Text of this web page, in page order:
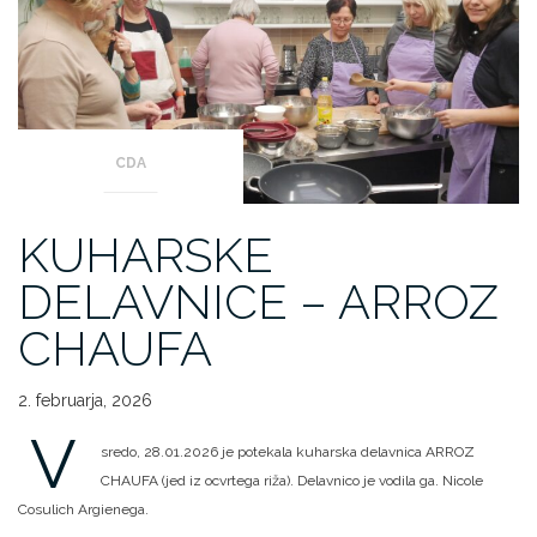
CDA
KUHARSKE
DELAVNICE – ARROZ
CHAUFA
2. februarja, 2026
V
sredo, 28.01.2026 je potekala kuharska delavnica ARROZ
CHAUFA (jed iz ocvrtega riža). Delavnico je vodila ga. Nicole
Cosulich Argienega.